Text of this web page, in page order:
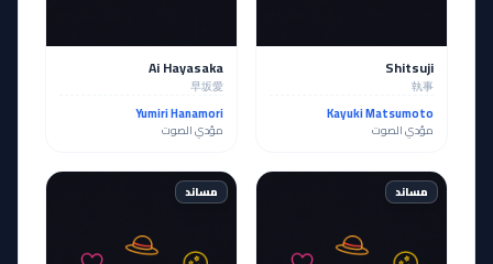
Shitsuji
執事
Kayuki Matsumoto
مؤدي الصوت
Ai Hayasaka
早坂愛
Yumiri Hanamori
مؤدي الصوت
مساند مساند